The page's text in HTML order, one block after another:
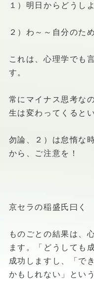
１）明日からどうし
２）わ～～自分のた
これは、心理学でも
す。
常にマイナス思考な
生は変わってくると
勿論、２）は怠惰な
から、ご注意を！
京セラの稲盛氏曰く
ものごとの結果は、
ます。「どうしても
成功しますし、「で
かもしれない」とい